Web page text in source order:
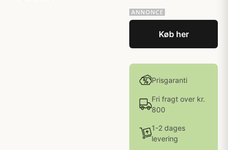
Køb her
Prisgaranti
Fri fragt over kr.
800
1-2 dages
levering